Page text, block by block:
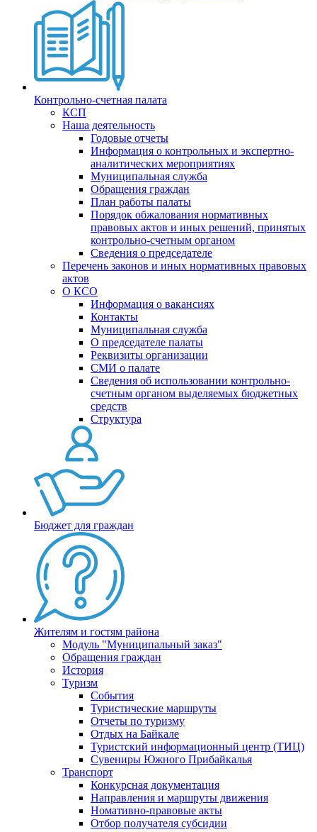
Контрольно-счетная палата
КСП
Наша деятельность
Годовые отчеты
Информация о контрольных и экспертно-
аналитических мероприятиях
Муниципальная служба
Обращения граждан
План работы палаты
Порядок обжалования нормативных
правовых актов и иных решений, принятых
контрольно-счетным органом
Сведения о председателе
Перечень законов и иных нормативных правовых
актов
О КСО
Информация о вакансиях
Контакты
Муниципальная служба
О председателе палаты
Реквизиты организации
СМИ о палате
Сведения об использовании контрольно-
счетным органом выделяемых бюджетных
средств
Структура
Бюджет для граждан
Жителям и гостям района
Модуль "Муниципальный заказ"
Обращения граждан
История
Туризм
События
Туристические маршруты
Отчеты по туризму
Отдых на Байкале
Туристский информационный центр (ТИЦ)
Сувениры Южного Прибайкалья
Транспорт
Конкурсная документация
Направления и маршруты движения
Номативно-правовые акты
Отбор получателя субсидии